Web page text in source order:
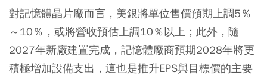
對記憶體晶片廠而言，美銀將單位售價預期上調5％
～10％，或將營收預估上調10％以上；此外，隨
2027年新廠建置完成，記憶體廠商預期2028年將更
積極增加設備支出，這也是推升EPS與目標價的主要